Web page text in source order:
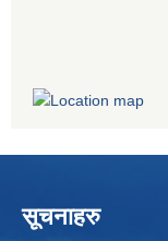
सूचनाहरु